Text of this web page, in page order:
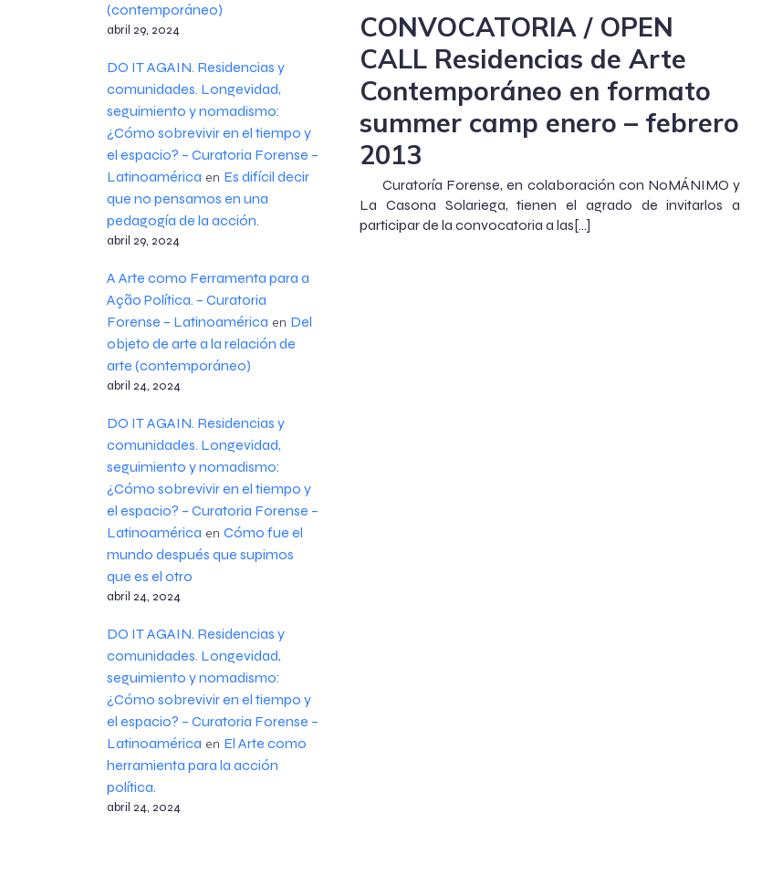
(contemporáneo)
abril 29, 2024
DO IT AGAIN. Residencias y
comunidades. Longevidad,
seguimiento y nomadismo:
¿Cómo sobrevivir en el tiempo y
el espacio? – Curatoria Forense –
Latinoamérica en Es difícil decir
que no pensamos en una
pedagogía de la acción.
abril 29, 2024
A Arte como Ferramenta para a
Ação Política. – Curatoria
Forense – Latinoamérica en Del
objeto de arte a la relación de
arte (contemporáneo)
abril 24, 2024
DO IT AGAIN. Residencias y
comunidades. Longevidad,
seguimiento y nomadismo:
¿Cómo sobrevivir en el tiempo y
el espacio? – Curatoria Forense –
Latinoamérica en Cómo fue el
mundo después que supimos
que es el otro
abril 24, 2024
DO IT AGAIN. Residencias y
comunidades. Longevidad,
seguimiento y nomadismo:
¿Cómo sobrevivir en el tiempo y
el espacio? – Curatoria Forense –
Latinoamérica en El Arte como
herramienta para la acción
política.
abril 24, 2024
CONVOCATORIA / OPEN
CALL Residencias de Arte
Contemporáneo en formato
summer camp enero – febrero
2013
Curatoría Forense, en colaboración con NoMÁNIMO y
La Casona Solariega, tienen el agrado de invitarlos a
participar de la convocatoria a las[…]